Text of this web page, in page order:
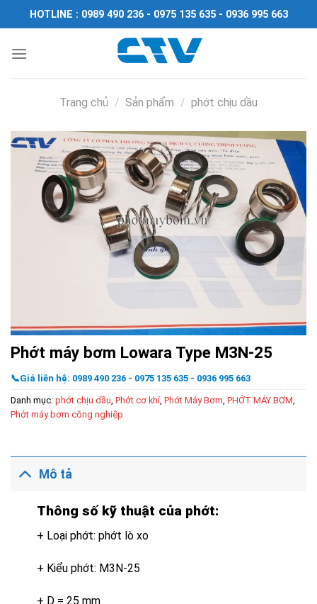
Chuyển
đến
dung
HOTLINE : 0989 490 236 - 0975 135 635 - 0936 995 663
Trang chủ / Sản phẩm / phớt chịu dầu
Phớt máy bơm Lowara Type M3N-25
📞Giá liên hệ: 0989 490 236 - 0975 135 635 - 0936 995 663
Danh mục: phớt chịu dầu, Phớt cơ khí, Phớt Máy Bơm, PHỚT MÁY BƠM,
Phớt máy bơm công nghiệp
Mô tả
Thông số kỹ thuật của phớt:
+ Loại phớt: phớt lò xo
+ Kiểu phớt: M3N-25
+ D = 25 mm